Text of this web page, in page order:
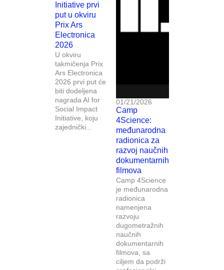
Initiative prvi
put u okviru
Prix Ars
Electronica
2026
U okviru
takmičenja Prix
Ars Electronica
2026 prvi put će
biti dodeljena
nagrada AI for
Social Impact
Initiative, koju
zajednički...
01/21/2026
Camp
4Science:
međunarodna
radionica za
razvoj naučnih
dokumentarnih
filmova
Camp 4Science
je međunarodna
radionica
namenjena
razvoju
dugometražnih
naučnih
dokumentarnih
filmova, sa
ciljem da podrži